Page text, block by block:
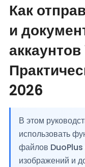
Как
и
2026
В этом
использовать
файлов
изображений и